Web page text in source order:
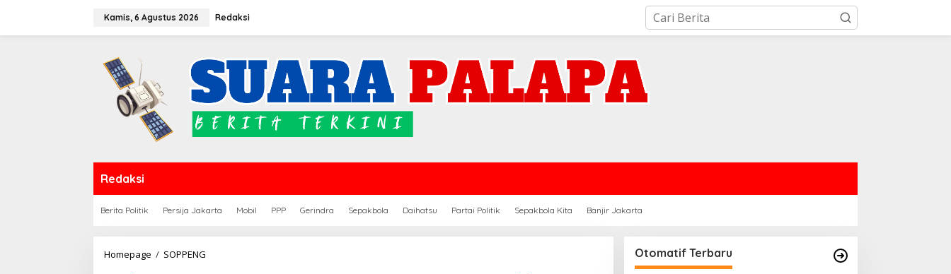
konten
Kamis, 6 Agustus 2026 Redaksi
Redaksi
Berita Politik Persija Jakarta Mobil PPP Gerindra Sepakbola Daihatsu Partai Politik Sepakbola Kita Banjir Jakarta
Homepage / SOPPENG Otomatif Terbaru